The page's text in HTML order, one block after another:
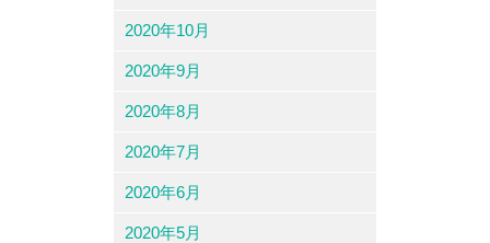
2020年10月
2020年9月
2020年8月
2020年7月
2020年6月
2020年5月